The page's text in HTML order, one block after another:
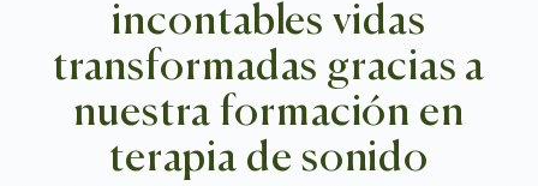
incontables vidas
transformadas gracias a
nuestra formación en
terapia de sonido